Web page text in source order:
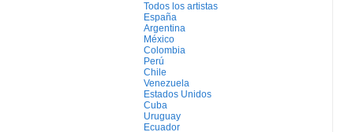
Todos los artistas
España
Argentina
México
Colombia
Perú
Chile
Venezuela
Estados Unidos
Cuba
Uruguay
Ecuador